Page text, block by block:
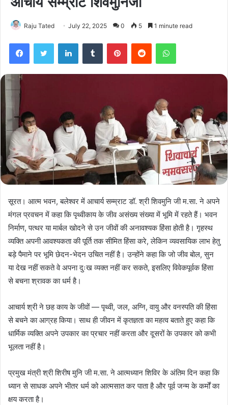
Raju Tated July 22, 2025 0 5 1 minute read
FacebookTwitter LinkedInTumblr PinterestReddit WhatsApp
सूरत। आत्म भवन, बलेश्वर में आचार्य सम्म्राट डॉ. श्री शिवमुनि जी म.सा. ने अपने
मंगल प्रवचन में कहा कि पृथ्वीकाय के जीव असंख्य संख्या में भूमि में रहते हैं। भवन
निर्माण, पत्थर या मार्बल खोदने से उन जीवों की अनावश्यक हिंसा होती है। गृहस्थ
व्यक्ति अपनी आवश्यकता की पूर्ति तक सीमित हिंसा करे, लेकिन व्यवसायिक लाभ हेतु
बड़े पैमाने पर भूमि छेदन-भेदन उचित नहीं है। उन्होंने कहा कि जो जीव बोल, सुन
या देख नहीं सकते वे अपना दुःख व्यक्त नहीं कर सकते, इसलिए विवेकपूर्वक हिंसा
से बचना श्रावक का धर्म है।
आचार्य श्री ने छह काय के जीवों — पृथ्वी, जल, अग्नि, वायु और वनस्पति की हिंसा
से बचने का आग्रह किया। साथ ही जीवन में कृतज्ञता का महत्व बताते हुए कहा कि
धार्मिक व्यक्ति अपने उपकार का प्रचार नहीं करता और दूसरों के उपकार को कभी
भूलता नहीं है।
प्रमुख मंत्री श्री शिरीष मुनि जी म.सा. ने आत्मध्यान शिविर के अंतिम दिन कहा कि
ध्यान से साधक अपने भीतर धर्म को आत्मसात कर पाता है और पूर्व जन्म के कर्मों का
क्षय करता है।